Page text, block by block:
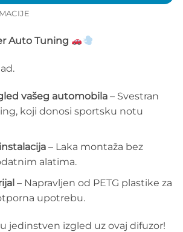
Auto Tuning
vašeg automobila– Svestran
koji donosi sportsku notu
– Laka montaža bez
alatima.
– Napravljen od PETG plastike za
upotrebu.
jedinstven izgled uz ovaj difuzor!